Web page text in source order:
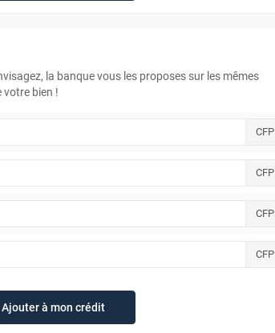
la banque vous les proposes sur les mêmes
bien !
CFP
CFP
CFP
CFP
Ajouter à mon crédit